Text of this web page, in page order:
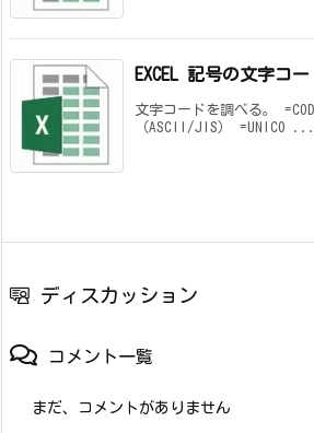
EXCEL 記号の文字コ
文字コードを調べる。
（ASCII/JIS） =UNICO ...
ディスカッション
コメント一覧
まだ、コメントがありません